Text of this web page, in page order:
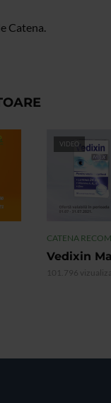
Catena.
VIDEO
CATENA
Vedixin
101.796